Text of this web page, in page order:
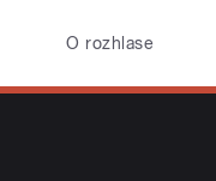
O rozhlase